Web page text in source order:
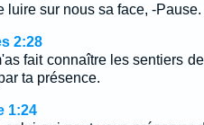
luire sur nous sa face, -Pause.
2:28
fait connaître les sentiers
ta présence.
1:24